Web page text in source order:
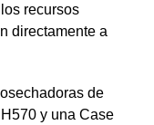
recursos
directamente a
de
y una Case